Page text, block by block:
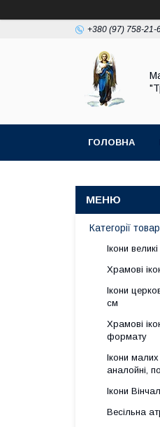
+380 (97) 758-21-
ГОЛОВНА
Категорії
Ікони
Храмові
Ікони
см
Храмові
формату
Ікони малих
аналойні,
Ікони
Весільна